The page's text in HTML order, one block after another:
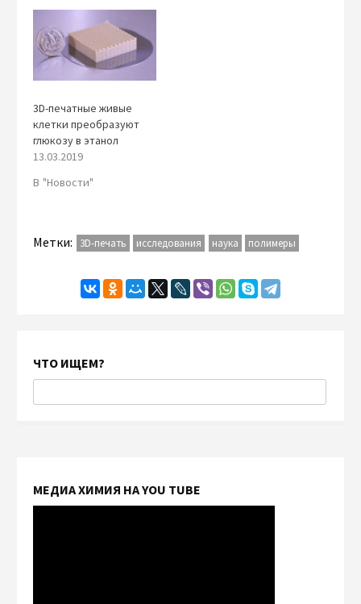
3D-печатные живые
клетки преобразуют
глюкозу в этанол
13.03.2019
В "Новости"
Метки: 3D-печать исследования наука полимеры
ЧТО ИЩЕМ?
МЕДИА ХИМИЯ НА YOU TUBE